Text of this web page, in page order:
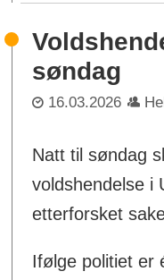
søndag
16.03.2026
Natt til søndag
voldshendelse i
etterforsket
Ifølge politiet er